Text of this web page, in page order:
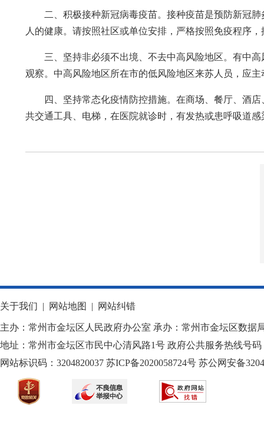
二、积极接种新冠病毒疫苗。接种疫苗是预防新冠
人的健康。请按照社区或单位安排，严格按照免疫程序
三、坚持非必须不出境、不去中高风险地区。有中
观察。中高风险地区所在市的低风险地区来苏人员，应
四、坚持常态化疫情防控措施。在商场、餐厅、酒
共交通工具、电梯，在医院就诊时，有发热或患呼吸道
关于我们 | 网站地图 | 网站纠错
主办：常州市金坛区人民政府办公室 承办：常州市金坛区数据
地址：常州市金坛区市民中心清风路1号 政府公共服务热线号码
网站标识码：3204820037 苏ICP备2020058724号 苏公网安备